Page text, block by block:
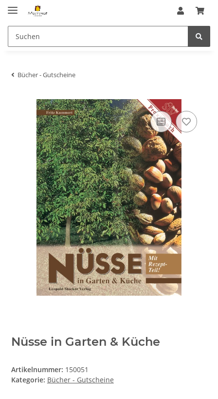
Bücher - Gutscheine
Nüsse in Garten & Küche
Artikelnummer: 150051
Kategorie: Bücher - Gutscheine